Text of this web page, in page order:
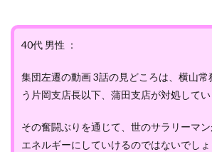
40代 男性 ：
集団左遷の動画 3話の見どころは、横山
う片岡支店長以下、蒲田支店が対処してい
その奮闘ぶりを通じて、世のサラリーマ
エネルギーにしていけるのではないでしょ